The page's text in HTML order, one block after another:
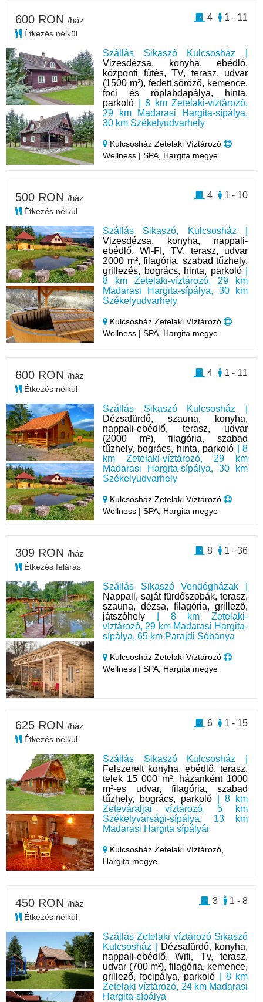
Szállás Sikaszó Kulcsosház |
Vizesdézsa, konyha, ebédlő,
központi fűtés, TV, terasz, udvar
(1500 m²), fedett söröző, kemence,
foci és röplabdapálya, hinta,
parkoló | 8 km Zetelaki-víztározó,
29 km Madarasi Hargita-sípálya,
30 km Székelyudvarhely
Kulcsosház Zetelaki Víztározó
Wellness | SPA, Hargita megye
600 RON /ház
Étkezés nélkül
1 - 11
4
Szállás Sikaszó, Kulcsosház |
Vizesdézsa, konyha, nappali-
ebédlő, WI-FI, TV, terasz, udvar
2000 m², filagória, szabad tűzhely,
grillezés, bogrács, hinta, parkoló|
8 km Zetelaki-víztározó, 29 km
Madarasi Hargita-sípálya, 30 km
Székelyudvarhely
Kulcsosház Zetelaki Víztározó
Wellness | SPA, Hargita megye
500 RON /ház
Étkezés nélkül
1 - 10
4
Szállás Sikaszó Kulcsosház |
Dézsafürdő, szauna, konyha,
nappali-ebédlő, terasz, udvar
(2000 m²), filagória, szabad
tűzhely, bogrács, hinta, parkoló | 8
km Zetelaki-víztározó, 29 km
Madarasi Hargita-sípálya, 30 km
Székelyudvarhely
Kulcsosház Zetelaki Víztározó
Wellness | SPA, Hargita megye
600 RON /ház
Étkezés nélkül
1 - 11
4
Szállás Sikaszó Vendégházak |
Nappali, saját fürdőszobák, terasz,
szauna, dézsa, filagória, grillező,
játszóhely | 8 km Zetelaki-
víztározó, 29 km Madarasi Hargita-
sípálya, 65 km Parajdi Sóbánya
Kulcsosház Zetelaki Víztározó
Wellness | SPA, Hargita megye
309 RON /ház
Étkezés feláras
1 - 36
8
Szállás Sikaszó Kulcsosház |
Felszerelt konyha, ebédlő, terasz,
telek 15 000 m², házanként 1000
m²-es udvar, filagória, szabad
tűzhely, bogrács, parkoló | 8 km
Zeteváraljai víztározó, 5 km
Székelyvarsági-sípálya, 13 km
Madarasi Hargita sípályái
Kulcsosház Zetelaki Víztározó,
Hargita megye
625 RON /ház
Étkezés nélkül
1 - 15
6
Szállás Zetelaki víztározó Sikaszó
Kulcsosház |
Dézsafürdő, konyha,
nappali-ebédlő, Wifi, Tv, terasz,
udvar (700 m²), filagória, kemence,
grillező, focipálya, parkoló | 8 km
Zetelaki víztározó, 24 km Madarasi
Hargita-sípálya
450 RON /ház
Étkezés nélkül
1 - 8
3